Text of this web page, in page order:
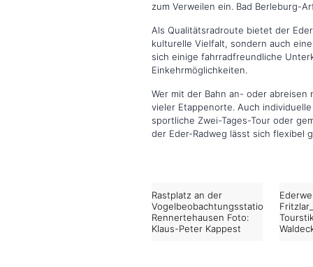
zum Verweilen ein. Bad Berleburg-
Als Qualitätsradroute bietet der
kulturelle Vielfalt, sondern auch
sich einige fahrradfreundliche
Einkehrmöglichkeiten.
Wer mit der Bahn an- oder
vieler Etappenorte. Auch
sportliche Zwei-Tages-Tour oder
der Eder-Radweg lässt sich flexibel
Rastplatz an der
Vogelbeobachtungsstation
Rennertehausen Foto:
Klaus-Peter Kappest